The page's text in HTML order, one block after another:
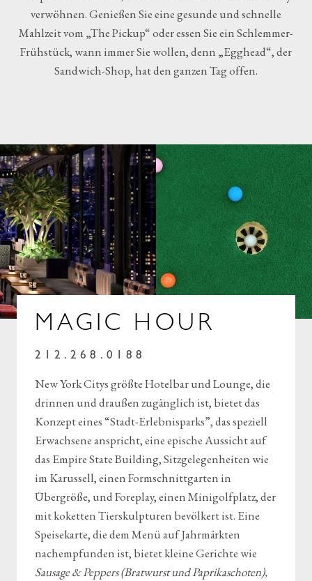
verwöhnen. Genießen Sie eine gesunde und schnelle
Mahlzeit vom „The Pickup“ oder essen Sie ein Schlemmer-
Frühstück, wann immer Sie wollen, denn „Egghead“, der
Sandwich-Shop, hat den ganzen Tag offen.
MAGIC HOUR
212.268.0188
New York Citys größte Hotelbar und Lounge, die
drinnen und draußen zugänglich ist, bietet das
Konzept eines “Stadt-Erlebnisparks”, das speziell
Erwachsene anspricht, eine epische Aussicht auf
das Empire State Building, Sitzgelegenheiten wie
im Karussell, einen Formschnittgarten in
Übergröße, und Foreplay, einen Minigolfplatz, der
mit koketten Tierskulpturen bevölkert ist. Eine
Speisekarte, die dem Menü auf Jahrmärkten
nachempfunden ist, bietet kleine Gerichte wie
Sausage & Peppers (Bratwurst und Paprikaschoten),